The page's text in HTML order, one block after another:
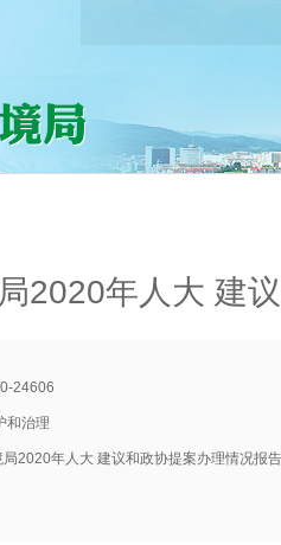
2020年人大 建
24606
和治理
2020年人大 建议和政协提案办理情况报告